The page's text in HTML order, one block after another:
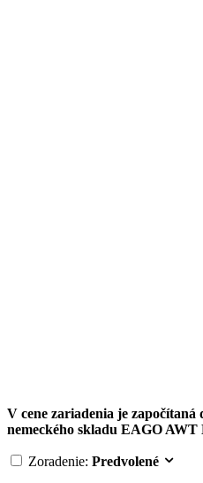
V cene zariadenia je započítaná
nemeckého skladu EAGO AWT
Zoradenie: Predvolené